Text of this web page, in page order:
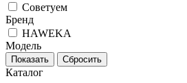
Советуем
Бренд
HAWEKA
Модель
Каталог